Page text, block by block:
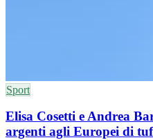
Sport
Elisa Cosetti e Andrea
argenti agli Europei di